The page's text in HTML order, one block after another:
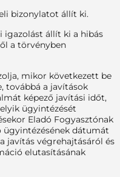
bizonylatot állít ki.
igazolást állít ki a hibás
a törvényben
mikor következett be
továbbá a javítások
képező javítási időt,
ügyintézését
Eladó Fogyasztónak
ügyintézésének dátumát
javítás végrehajtásáról és
elutasításának